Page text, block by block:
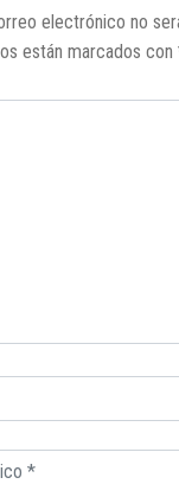
electrónico no
están marcados con